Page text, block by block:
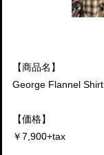
【商品名】
George Flannel Shirt
【価格】
￥7,900+tax